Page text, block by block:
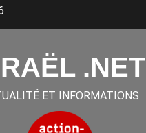
.NET
ET INFORMATIONS